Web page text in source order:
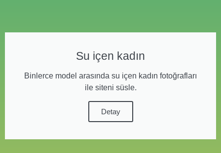
Su içen kadın
Binlerce model arasında su içen kadın fotoğrafları
ile siteni süsle.
Detay